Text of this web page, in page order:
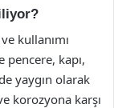
kullanımı
kapı,
yaygın olarak
korozyona karşı